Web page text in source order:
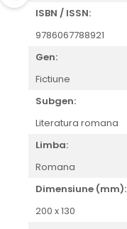
ISBN / ISSN:
9786067788921
Gen:
Fictiune
Subgen:
Literatura romana
Limba:
Romana
Dimensiune (mm):
200 x 130